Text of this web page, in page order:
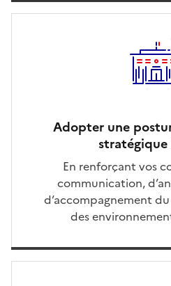
Adopter une
En renforçant vos
communication,
d’accompagnement
des